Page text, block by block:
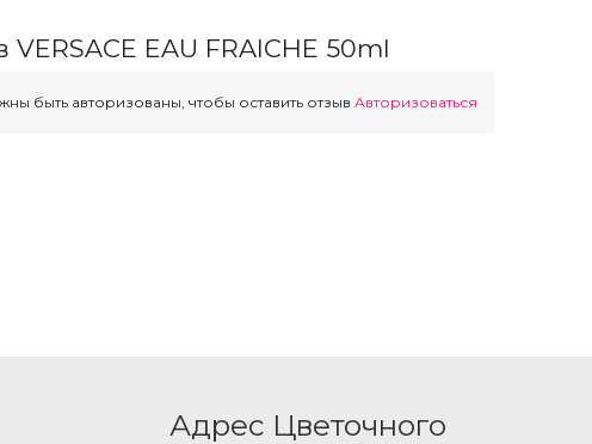
VERSACE EAU FRAICHE 50ml
быть авторизованы, чтобы оставить отзыв Авторизоваться
Адрес Цветочного